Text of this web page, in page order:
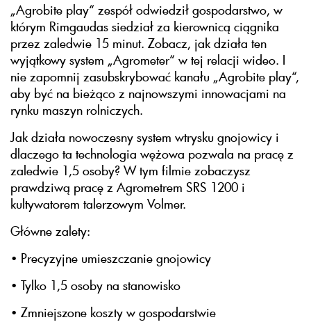
„Agrobite play“ zespół odwiedził gospodarstwo, w
którym Rimgaudas siedział za kierownicą ciągnika
przez zaledwie 15 minut. Zobacz, jak działa ten
wyjątkowy system „Agrometer“ w tej relacji wideo. I
nie zapomnij zasubskrybować kanału „Agrobite play“,
aby być na bieżąco z najnowszymi innowacjami na
rynku maszyn rolniczych.
Jak działa nowoczesny system wtrysku gnojowicy i
dlaczego ta technologia wężowa pozwala na pracę z
zaledwie 1,5 osoby? W tym filmie zobaczysz
prawdziwą pracę z Agrometrem SRS 1200 i
kultywatorem talerzowym Volmer.
Główne zalety:
• Precyzyjne umieszczanie gnojowicy
• Tylko 1,5 osoby na stanowisko
• Zmniejszone koszty w gospodarstwie